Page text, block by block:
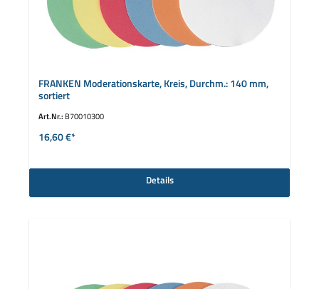
FRANKEN Moderationskarte, Kreis, Durchm.: 140 mm,
sortiert
Art.Nr.: B70010300
16,60 €*
Details